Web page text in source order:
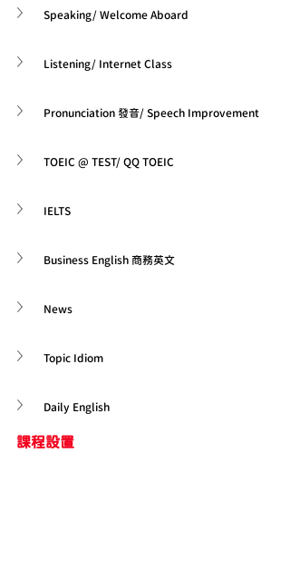
Speaking/ Welcome Aboard
Listening/ Internet Class
Pronunciation 發音/ Speech Improvement
TOEIC @ TEST/ QQ TOEIC
IELTS
Business English 商務英文
News
Topic Idiom
Daily English
課程設置